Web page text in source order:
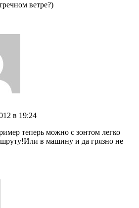
ветре?)
в 19:24
теперь можно с зонтом легко
в машину и да грязно не